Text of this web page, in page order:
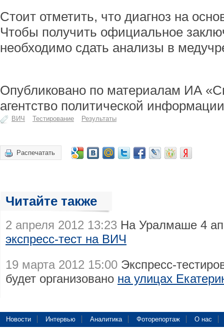
Стоит отметить, что диагноз на
Чтобы получить официальное
необходимо сдать анализы в
Опубликовано по материалам ИА
агентство политической
ВИЧ Тестирование Результаты
Распечатать
Читайте также
2 апреля 2012 13:23 На Уралмаше 4
экспресс-тест на ВИЧ
19 марта 2012 15:00 Экспресс-
будет организовано на улицах
Новости Интервью Аналитика Фоторепортаж О нас